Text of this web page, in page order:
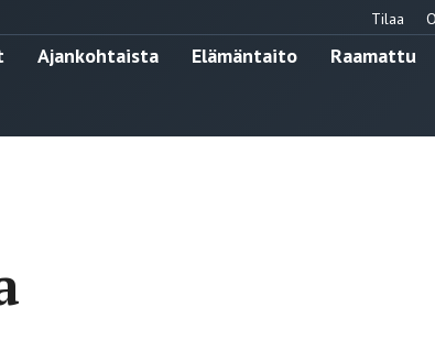
Tilaa
Ajankohtaista Elämäntaito Raamattu